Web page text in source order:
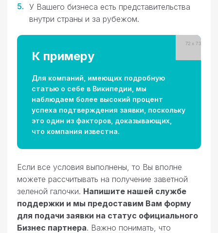
У Вашего бизнеса есть представительства
внутри страны и за рубежом.
К примеру
Для компаний, имеющих подробную
статью о себе в Википедии, мы
наблюдаем более высокий процент
успеха подтверждения заявки, поскольку
это один из факторов, доказывающих,
что компания известна.
Если все условия выполнены, то Вы вполне
можете рассчитывать на получение заветной
зеленой галочки. Напишите нашей службе
поддержки и мы предоставим Вам форму
для подачи заявки на статус официального
Бизнес партнера. Важно понимать, что